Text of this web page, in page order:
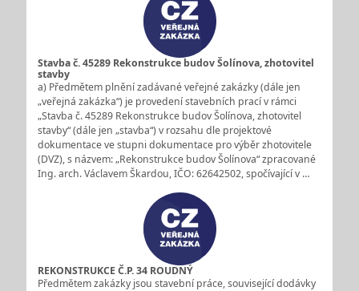
Stavba č. 45289 Rekonstrukce budov Šolínova, zhotovitel
stavby
a) Předmětem plnění zadávané veřejné zakázky (dále jen
„veřejná zakázka“) je provedení stavebních prací v rámci
„Stavba č. 45289 Rekonstrukce budov Šolínova, zhotovitel
stavby“ (dále jen „stavba“) v rozsahu dle projektové
dokumentace ve stupni dokumentace pro výběr zhotovitele
(DVZ), s názvem: „Rekonstrukce budov Šolínova“ zpracované
Ing. arch. Václavem Škardou, IČO: 62642502, spočívající v …
REKONSTRUKCE Č.P. 34 ROUDNÝ
Předmětem zakázky jsou stavební práce, související dodávky